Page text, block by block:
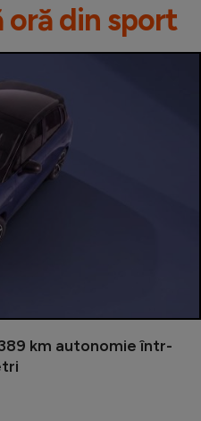
din sport
km autonomie într-